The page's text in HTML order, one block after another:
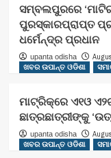
ସମ୍ବଲପୁରରେ
ପୁରସ୍କାରପ୍ରାପ୍ତ
ଧର୍ମେନ୍ଦ୍ର ପ୍ରଧାନ
upanta odisha
ଖବର ଉପାନ୍ତ ଓଡିଶା
ମାଟ୍ରିକ୍‌ରେ ଏ୧ଓ
ଛାତ୍ରଛାତ୍ରୀଙ୍କୁ
upanta odisha
ଖବର ଉପାନ୍ତ ଓଡିଶା